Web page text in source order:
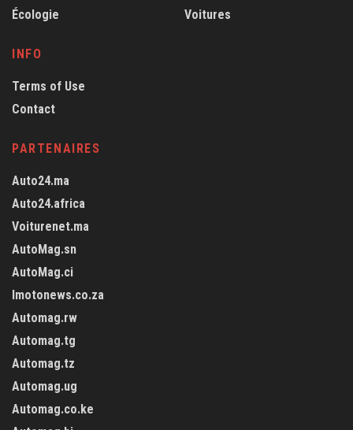
Écologie
Voitures
INFO
Terms of Use
Contact
PARTENAIRES
Auto24.ma
Auto24.africa
Voiturenet.ma
AutoMag.sn
AutoMag.ci
Imotonews.co.za
Automag.rw
Automag.tg
Automag.tz
Automag.ug
Automag.co.ke